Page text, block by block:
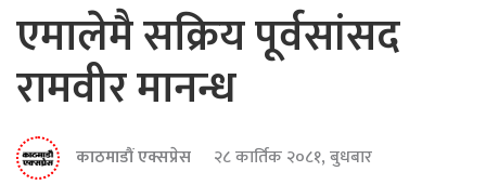
एमालेमै सक्रिय पूर्वसांसद
रामवीर मानन्ध
काठमाडौं एक्सप्रेस २८ कार्तिक २०८१, बुधबार